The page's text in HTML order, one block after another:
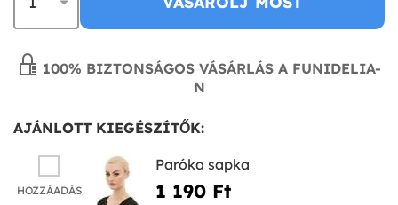
100% BIZTONSÁGOS VÁSÁRLÁS A FUNIDELIA-
N
AJÁNLOTT KIEGÉSZÍTŐK:
HOZZÁADÁS
Paróka sapka
1 190 Ft‎